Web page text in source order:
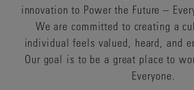
innovation to Power the Future –
We are committed to creating a
individual feels valued, heard, and
Our goal is to be a great place to
Everyone.